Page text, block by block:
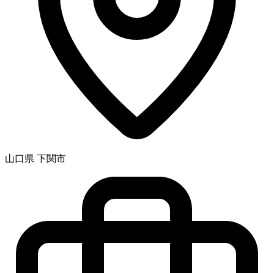
山口県 下関市